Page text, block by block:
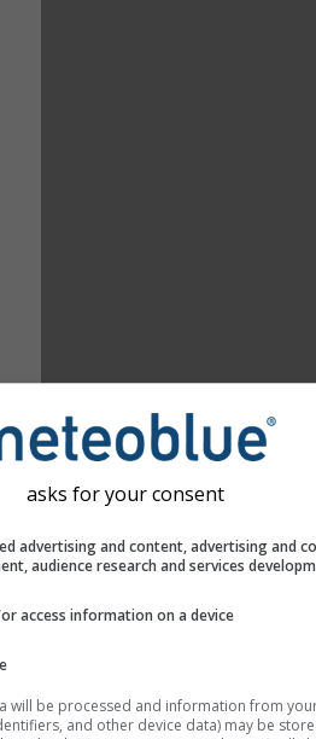
asks for your consent
advertising and content, advertising and
audience research and services
access information on a device
will be processed and information from
and other device data) may be